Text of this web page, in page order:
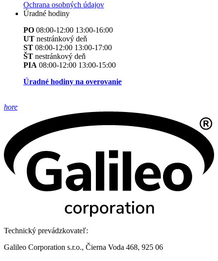
Ochrana osobných údajov
Úradné hodiny
PO 08:00-12:00 13:00-16:00
UT nestránkový deň
ST 08:00-12:00 13:00-17:00
ŠT nestránkový deň
PIA 08:00-12:00 13:00-15:00
Úradné hodiny na overovanie
hore
Technický prevádzkovateľ:
Galileo Corporation s.r.o., Čierna Voda 468, 925 06